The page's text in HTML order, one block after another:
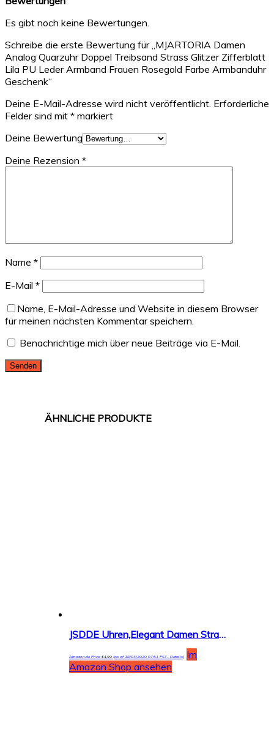
Es gibt noch keine Bewertungen.
Schreibe die erste Bewertung für „MJARTORIA Damen
Analog Quarzuhr Doppel Treibsand Strass Glitzer Zifferblatt
Lila PU Leder Armband Frauen Rosegold Farbe Armbanduhr
Geschenk“
Deine E-Mail-Adresse wird nicht veröffentlicht. Erforderliche
Felder sind mit * markiert
Deine Bewertung
Deine Rezension *
Name *
E-Mail *
Name, E-Mail-Adresse und Website in diesem Browser
für meinen nächsten Kommentar speichern.
Benachrichtige mich über neue Beiträge via E-Mail.
JSDDE Uhren,Elegant Damen Strassstein Oval Nebelfleck Spangenuhr Armbanduhr Analog Quarzuhr
Amazon.de Price:€4,99(as of 18/03/2020 07:51 PST- Details)
Im
Amazon Shop ansehen